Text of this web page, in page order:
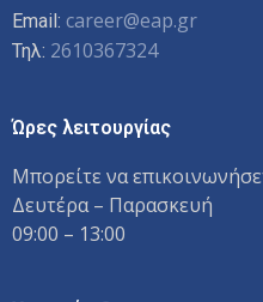
Email: career@eap.gr
Τηλ: 2610367324
Ώρες λειτουργίας
Μπορείτε να
Δευτέρα – Παρασκευή
09:00 – 13:00